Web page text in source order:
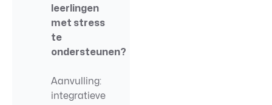
leerlingen
met stress
te
ondersteunen?
Aanvulling:
integratieve